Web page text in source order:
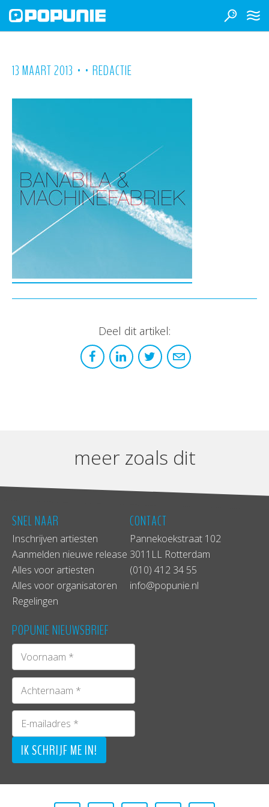
13 MAART 2013 • • REDACTIE
Deel dit artikel:
meer zoals dit
SNEL NAAR
Inschrijven artiesten
Aanmelden nieuwe release
Alles voor artiesten
Alles voor organisatoren
Regelingen
CONTACT
Pannekoekstraat 102
3011LL Rotterdam
(010) 412 34 55
info@popunie.nl
POPUNIE NIEUWSBRIEF